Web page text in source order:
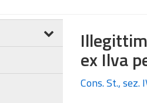
ex Ilva
Cons. St.,